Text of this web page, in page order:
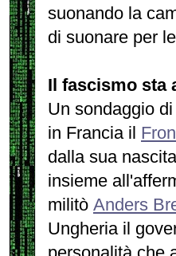
suonando la
di suonare per
Il fascismo sta
Un sondaggio
in Francia il
dalla sua
insieme
militò Anders
Ungheria il